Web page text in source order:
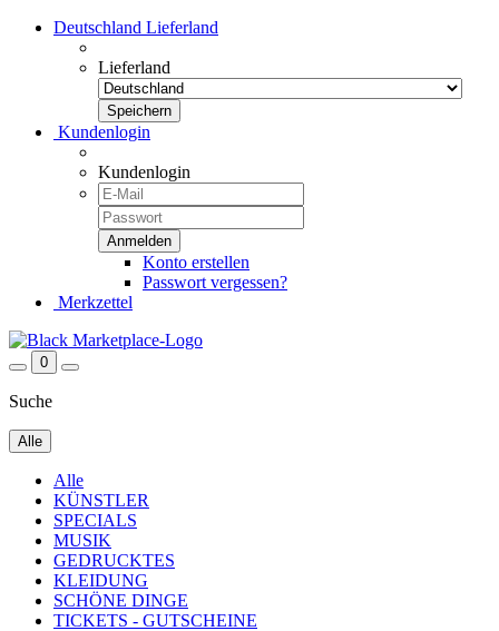
Deutschland Lieferland
Lieferland
Kundenlogin
Kundenlogin
Konto erstellen
Passwort vergessen?
Merkzettel
0
Suche
Alle
Alle
KÜNSTLER
SPECIALS
MUSIK
GEDRUCKTES
KLEIDUNG
SCHÖNE DINGE
TICKETS - GUTSCHEINE